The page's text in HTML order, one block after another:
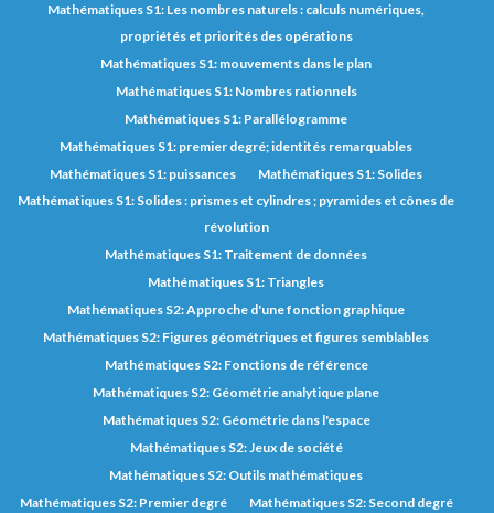
Mathématiques S1: Les nombres naturels : calculs numériques,
propriétés et priorités des opérations
Mathématiques S1: mouvements dans le plan
Mathématiques S1: Nombres rationnels
Mathématiques S1: Parallélogramme
Mathématiques S1: premier degré; identités remarquables
Mathématiques S1: puissances
Mathématiques S1: Solides
Mathématiques S1: Solides : prismes et cylindres ; pyramides et cônes de
révolution
Mathématiques S1: Traitement de données
Mathématiques S1: Triangles
Mathématiques S2: Approche d'une fonction graphique
Mathématiques S2: Figures géométriques et figures semblables
Mathématiques S2: Fonctions de référence
Mathématiques S2: Géométrie analytique plane
Mathématiques S2: Géométrie dans l'espace
Mathématiques S2: Jeux de société
Mathématiques S2: Outils mathématiques
Mathématiques S2: Premier degré
Mathématiques S2: Second degré